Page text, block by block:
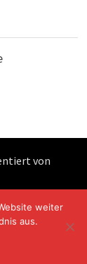
von
weiter
aus.